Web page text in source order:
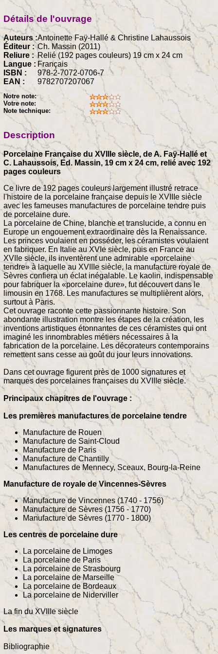
Détails de l'ouvrage
Auteurs :Antoinette Faÿ-Hallé & Christine Lahaussois
Éditeur : Ch. Massin (2011)
Reliure : Relié (192 pages couleurs) 19 cm x 24 cm
Langue : Français
ISBN :
978-2-7072-0706-7
EAN :
9782707207067
Notre note:
Votre note:
Note technique:
Description
Porcelaine Française du XVIIIe siècle, de A. Faÿ-Hallé et
C. Lahaussois, Ed. Massin, 19 cm x 24 cm, relié avec 192
pages couleurs
Ce livre de 192 pages couleurs largement illustré retrace
l'histoire de la porcelaine française depuis le XVIIIe siècle
avec les fameuses manufactures de porcelaine tendre puis
de porcelaine dure.
La porcelaine de Chine, blanche et translucide, a connu en
Europe un engouement extraordinaire dès la Renaissance.
Les princes voulaient en posséder, les céramistes voulaient
en fabriquer. En Italie au XVIe siècle, puis en France au
XVIIe siècle, ils inventèrent une admirable «porcelaine
tendre» à laquelle au XVIIIe siècle, la manufacture royale de
Sèvres confiera un éclat inégalable. Le kaolin, indispensable
pour fabriquer la «porcelaine dure», fut découvert dans le
limousin en 1768. Les manufactures se multiplièrent alors,
surtout à Paris.
Cet ouvrage raconte cette passionnante histoire. Son
abondante illustration montre les étapes de la création, les
inventions artistiques étonnantes de ces céramistes qui ont
imaginé les innombrables métiers nécessaires à la
fabrication de la porcelaine. Les décorateurs contemporains
remettent sans cesse au goût du jour leurs innovations.
Dans cet ouvrage figurent près de 1000 signatures et
marques des porcelaines françaises du XVIIIe siècle.
Principaux chapitres de l'ouvrage :
Les premières manufactures de porcelaine tendre
Manufacture de Rouen
Manufacture de Saint-Cloud
Manufacture de Paris
Manufacture de Chantilly
Manufactures de Mennecy, Sceaux, Bourg-la-Reine
Manufacture de royale de Vincennes-Sèvres
Manufacture de Vincennes (1740 - 1756)
Manufacture de Sèvres (1756 - 1770)
Manufacture de Sèvres (1770 - 1800)
Les centres de porcelaine dure
La porcelaine de Limoges
La porcelaine de Paris
La porcelaine de Strasbourg
La porcelaine de Marseille
La porcelaine de Bordeaux
La porcelaine de Niderviller
La fin du XVIIIe siècle
Les marques et signatures
Bibliographie